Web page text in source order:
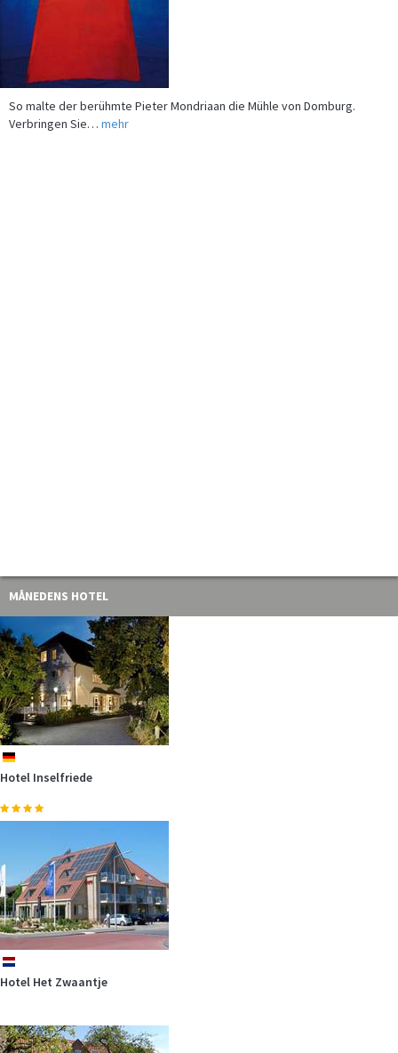
So malte der berühmte Pieter Mondriaan die Mühle von Domburg.
Verbringen Sie… mehr
MÅNEDENS HOTEL
de
Hotel Inselfriede
nl
Hotel Het Zwaantje